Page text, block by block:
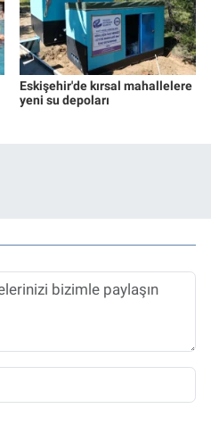
Eskişehir'de kırsal mahallelere
yeni su depoları